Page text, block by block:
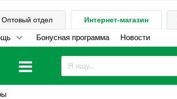
Оптовый отдел Интернет-магазин
Бонусная программа Новости